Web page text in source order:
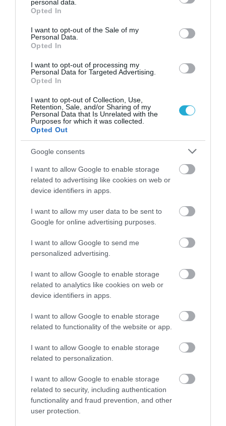
grant or deny consent to Google and its third-party tags to
use your data for below specified purposes in below Google
consent section.
personal data.
Opted In
I want to opt-out of the Sale of my
Personal Data.
Opted In
I want to opt-out of processing my
Personal Data for Targeted Advertising.
Opted In
I want to opt-out of Collection, Use,
Retention, Sale, and/or Sharing of my
Personal Data that Is Unrelated with the
Purposes for which it was collected.
Opted Out
Google consents
I want to allow Google to enable storage
related to advertising like cookies on web or
device identifiers in apps.
I want to allow my user data to be sent to
Google for online advertising purposes.
I want to allow Google to send me
personalized advertising.
I want to allow Google to enable storage
related to analytics like cookies on web or
device identifiers in apps.
I want to allow Google to enable storage
related to functionality of the website or app.
I want to allow Google to enable storage
related to personalization.
I want to allow Google to enable storage
related to security, including authentication
functionality and fraud prevention, and other
user protection.
01.03.2024
Worldline Greece: Αναδείχθηκε Fintech of
the Υear 2024 και τιμήθηκε με 6 βραβεία στα
Digital Finance Awards
Με την κορυφαία διάκριση «Fintech της Χρονιάς 2024»
και ακόμη 5 σημαντικά βραβεία για τα προϊόντα και τις
υπηρεσίες της τιμήθηκε η Worldline Greece
Δώδεκα παραγωγικοί φορείς του Πειραιά
τίμησαν προσωπικότητες του επιχειρείν
Ανακηρύχθηκαν Επίτιμα μέλη του ΕΒΕΠ, ο ΥΠΕΞ Γιώργος
Γεραπετρίτης, ο Ευάγγελος Μυτιληναίος, ο Χάρης
Βαφειάς, ο Δημήτρης Θεοδοσίου, ο Δημήτρης Κούστας και
βραβεύτηκε το Enterprise Greece